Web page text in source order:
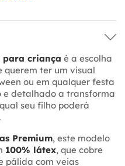
para criança é a escolha
querem ter um visual
ou em qualquer festa
e detalhado a transforma
seu filho poderá
Premium, este modelo
100% látex, que cobre
pálida com veias